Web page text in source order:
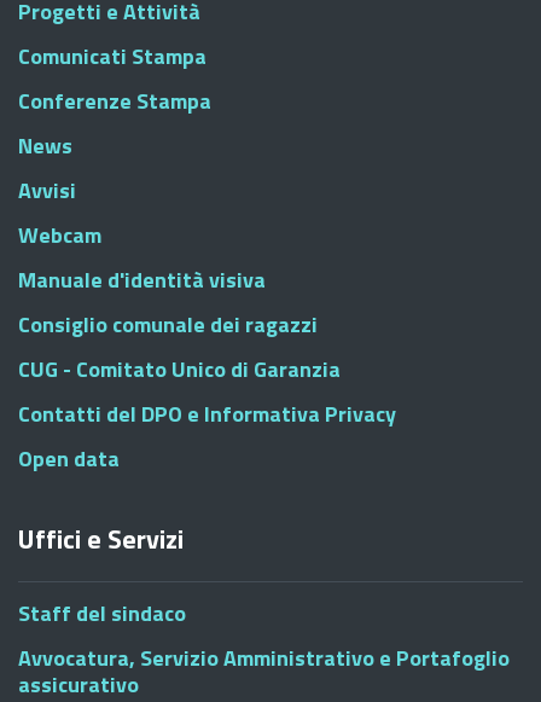
Progetti e Attività
Comunicati Stampa
Conferenze Stampa
News
Avvisi
Webcam
Manuale d'identità visiva
Consiglio comunale dei ragazzi
CUG - Comitato Unico di Garanzia
Contatti del DPO e Informativa Privacy
Open data
Uffici e Servizi
Staff del sindaco
Avvocatura, Servizio Amministrativo e Portafoglio
assicurativo